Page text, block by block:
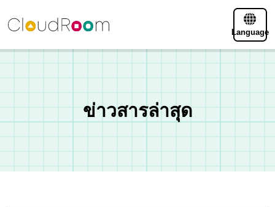
Language
ข่าวสารล่าสุด